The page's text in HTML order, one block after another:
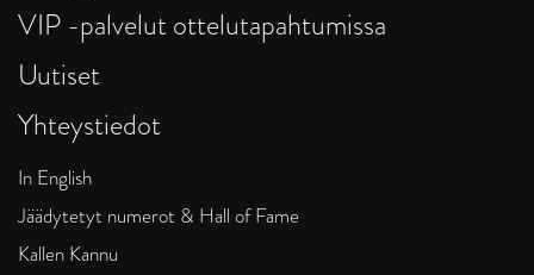
VIP -palvelut ottelutapahtumissa
Uutiset
Yhteystiedot
In English
Jäädytetyt numerot & Hall of Fame
Kallen Kannu